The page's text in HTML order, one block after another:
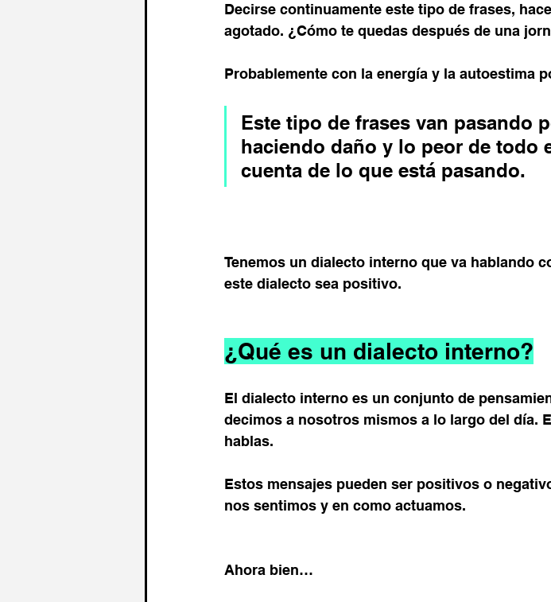
Decirse continuamente este tipo de frases,
agotado. ¿Cómo te quedas después de una
Probablemente con la energía y la autoestima
Este tipo de frases van pasando
haciendo daño y lo peor de todo
cuenta de lo que está pasando.
Tenemos un dialecto interno que va hablando
este dialecto sea positivo.
¿Qué es un dialecto interno?
El dialecto interno es un conjunto de
decimos a nosotros mismos a lo largo del día.
hablas.
Estos mensajes pueden ser positivos o
nos sentimos y en como actuamos.
Ahora bien…